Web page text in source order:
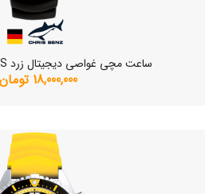
ساعت مچی غواصی دیجیتال زرد CB-D200-YS-KBS
18,000,000 تومان